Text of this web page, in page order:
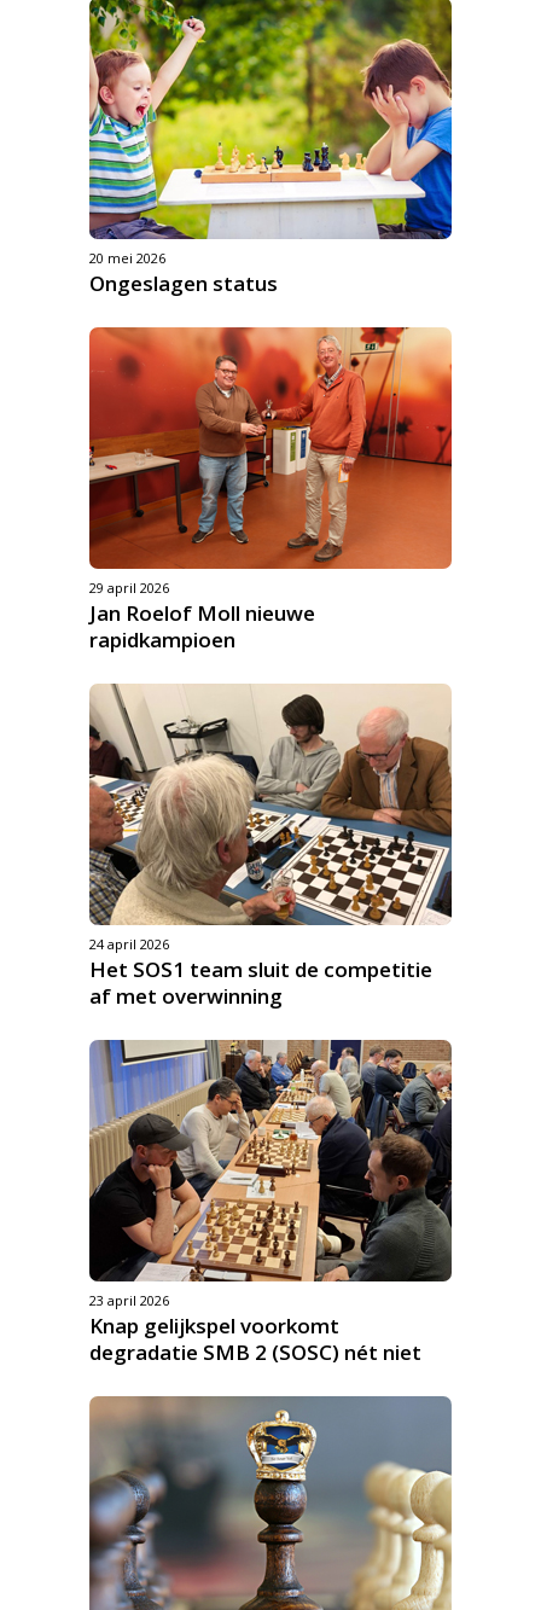
20 mei 2026
Ongeslagen status
29 april 2026
Jan Roelof Moll nieuwe
rapidkampioen
24 april 2026
Het SOS1 team sluit de competitie
af met overwinning
23 april 2026
Knap gelijkspel voorkomt
degradatie SMB 2 (SOSC) nét niet